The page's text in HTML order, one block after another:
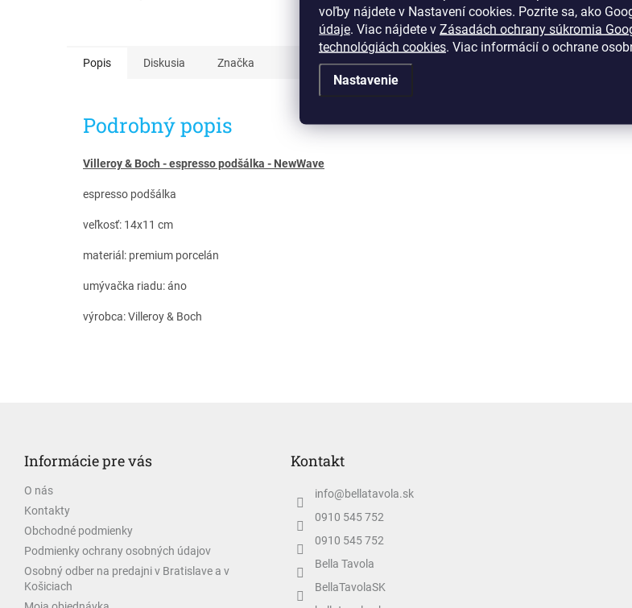
voľby nájdete v Nastavení cookies. Pozrite sa, ako
údaje. Viac nájdete v Zásadách ochrany súkromia
technológiách cookies. Viac informácií o ochrane
Nastavenie
OC Avion Bratislava, OC Optima Košice
Popis Diskusia Značka
Podrobný popis
Villeroy & Boch - espresso podšálka - NewWave
espresso podšálka
veľkosť: 14x11 cm
materiál: premium porcelán
umývačka riadu: áno
výrobca: Villeroy & Boch
Informácie pre vás
O nás
Kontakty
Obchodné podmienky
Podmienky ochrany osobných údajov
Osobný odber na predajni v Bratislave a v
Košiciach
Kontakt
info@bellatavola.sk
0910 545 752
0910 545 752
Bella Tavola
BellaTavolaSK